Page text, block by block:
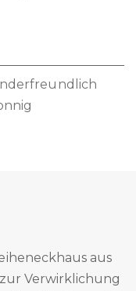
aus
Verwirklichung